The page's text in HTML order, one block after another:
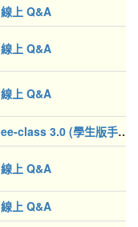
線上 Q&A
線上 Q&A
線上 Q&A
ee-class 3.0 (學生版手冊)
線上 Q&A
線上 Q&A